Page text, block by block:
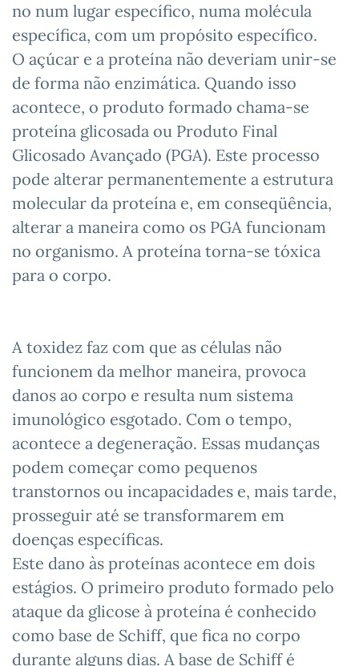
no num lugar específico, numa molécula
específica, com um propósito específico.
O açúcar e a proteína não deveriam unir-se
de forma não enzimática. Quando isso
acontece, o produto formado chama-se
proteína glicosada ou Produto Final
Glicosado Avançado (PGA). Este processo
pode alterar permanentemente a estrutura
molecular da proteína e, em conseqüência,
alterar a maneira como os PGA funcionam
no organismo. A proteína torna-se tóxica
para o corpo.
A toxidez faz com que as células não
funcionem da melhor maneira, provoca
danos ao corpo e resulta num sistema
imunológico esgotado. Com o tempo,
acontece a degeneração. Essas mudanças
podem começar como pequenos
transtornos ou incapacidades e, mais tarde,
prosseguir até se transformarem em
doenças específicas.
Este dano às proteínas acontece em dois
estágios. O primeiro produto formado pelo
ataque da glicose à proteína é conhecido
como base de Schiff, que fica no corpo
durante alguns dias. A base de Schiff é